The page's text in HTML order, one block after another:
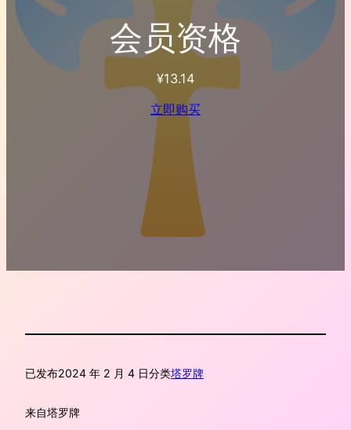
会员资格
¥13.14
立即购买
已发布2024 年 2 月 4 日分类塔罗牌
来自塔罗牌